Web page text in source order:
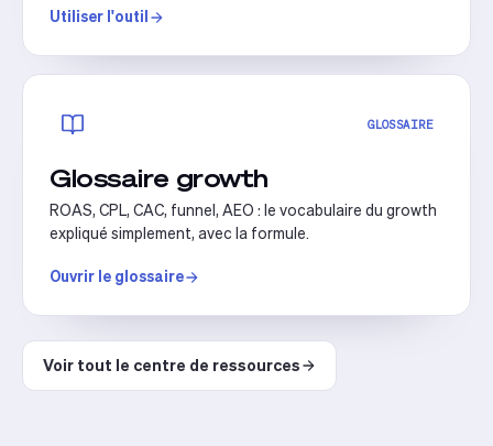
Utiliser l'outil
GLOSSAIRE
Glossaire growth
ROAS, CPL, CAC, funnel, AEO : le vocabulaire du growth
expliqué simplement, avec la formule.
Ouvrir le glossaire
Voir tout le centre de ressources